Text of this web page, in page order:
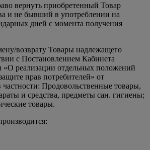
вернуть приобретенный Товар
и не бывший в употреблении на
дней с момента получения
возврату Товары надлежащего
с Постановлением Кабинета
реализации отдельных положений
прав потребителей» от
Продовольственные товары,
и средства, предметы сан. гигиены;
товары.